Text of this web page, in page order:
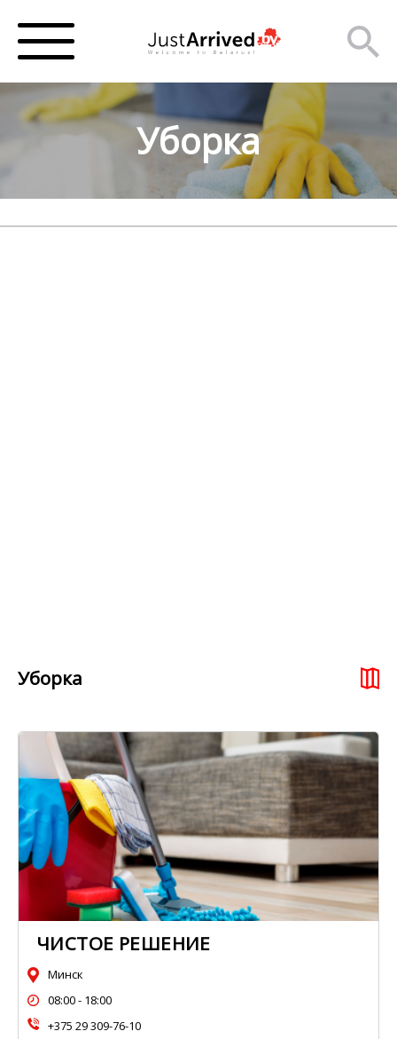
Уборка
Уборка
ЧИСТОЕ РЕШЕНИЕ
Минск
08:00 - 18:00
+375 29 309-76-10